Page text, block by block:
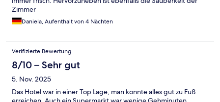
Zimmer
Daniela, Aufenthalt von 4 Nächten
Verifizierte Bewertung
8/10 – Sehr gut
5. Nov. 2025
Das Hotel war in einer Top Lage, man konnte alles gut zu Fuß